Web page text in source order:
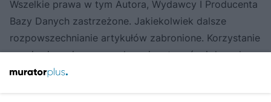
Wszelkie prawa w tym Autora, Wydawcy I Producenta
Bazy Danych zastrzeżone. Jakiekolwiek dalsze
rozpowszechnianie artykułów zabronione. Korzystanie
serwisu i zamieszczonych w nim utworów i danych
wyłącznie na zasadach określonych w Regulaminie